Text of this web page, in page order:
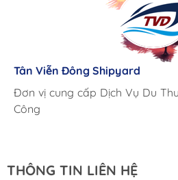
Tân Viễn Đông Shipyard
Đơn vị cung cấp Dịch Vụ Du
Công
Cung ứng sản phẩm nhanh
Chúng tôi có thể mua những
Giá cả hợp lý, giao hàng nhanh
THÔNG TIN LIÊN HỆ